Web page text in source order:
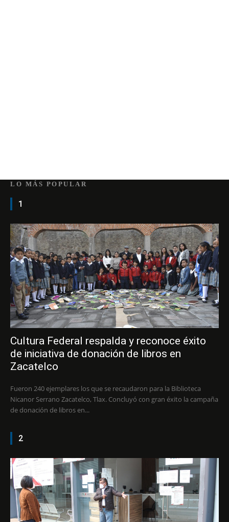
LO MÁS POPULAR
1
Cultura Federal respalda y reconoce éxito
de iniciativa de donación de libros en
Zacatelco
Fueron 240 ejemplares los que se recaudaron para la Biblioteca
Nicanor Serrano Zacatelco, Tlax. Concluyó con gran éxito la campaña
de donación de libros en...
2